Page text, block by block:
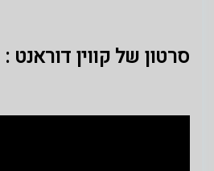
סרטון של קווין דוראנט :